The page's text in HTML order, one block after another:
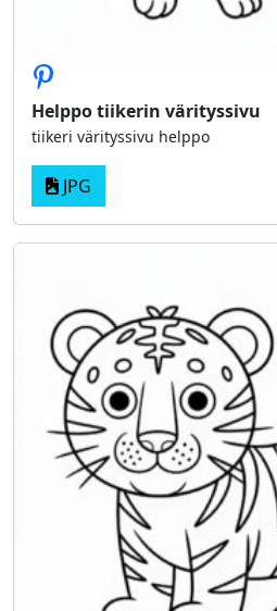
Helppo tiikerin värityssivu
tiikeri värityssivu helppo
JPG